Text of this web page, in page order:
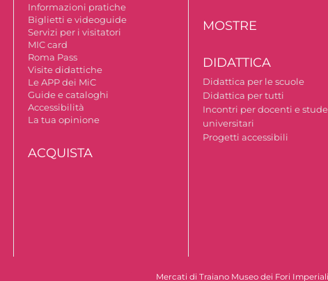
Informazioni pratiche
Biglietti e videoguide
Servizi per i visitatori
MIC card
Roma Pass
Visite didattiche
Le APP dei MiC
Guide e cataloghi
Accessibilità
La tua opinione
ACQUISTA
MOSTRE
DIDATTICA
Didattica per le scuole
Didattica per tutti
Incontri per docenti e
universitari
Progetti accessibili
Mercati di Traiano Museo dei Fori